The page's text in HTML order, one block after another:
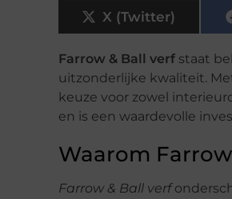
X (Twitter)
Farrow & Ball verf staat
uitzonderlijke kwaliteit.
keuze voor zowel
en is een waardevolle
Waarom
Farrow & Ball verf